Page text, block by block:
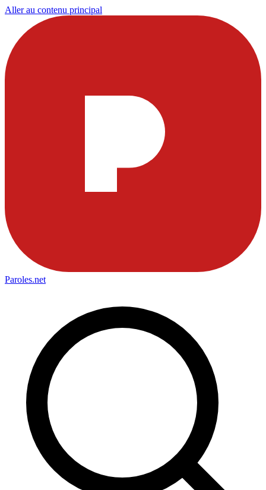
Aller au contenu principal
Paroles.net